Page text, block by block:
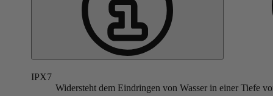
IPX7
Widersteht dem Eindringen von Wasser in einer Tiefe